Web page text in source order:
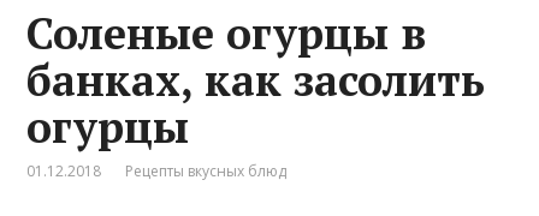
Соленые огурцы в
банках, как засолить
огурцы
01.12.2018 Рецепты вкусных блюд